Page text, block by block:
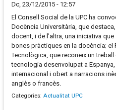
Dc, 23/12/2015 - 12:57
El Consell Social de la UPC ha
Docència Universitària, que
docent, i de l’altra, una iniciativa
bones pràctiques en la docència; el
Tecnològica, que reconeix un
tecnologia desenvolupat a
internacional i obert a narracions
anglès o francès.
Categories: Actualitat UPC